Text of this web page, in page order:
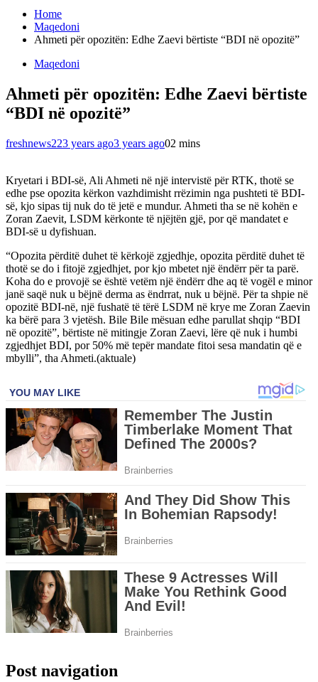
Home
Maqedoni
Ahmeti për opozitën: Edhe Zaevi bërtiste “BDI në opozitë”
Maqedoni
Ahmeti për opozitën: Edhe Zaevi bërtiste
“BDI në opozitë”
freshnews223 years ago3 years ago02 mins
Kryetari i BDI-së, Ali Ahmeti në një intervistë për RTK, thotë se
edhe pse opozita kërkon vazhdimisht rrëzimin nga pushteti të BDI-
së, kjo sipas tij nuk do të jetë e mundur. Ahmeti tha se në kohën e
Zoran Zaevit, LSDM kërkonte të njëjtën gjë, por që mandatet e
BDI-së u dyfishuan.
“Opozita përditë duhet të kërkojë zgjedhje, opozita përditë duhet të
thotë se do i fitojë zgjedhjet, por kjo mbetet një ëndërr për ta parë.
Koha do e provojë se është vetëm një ëndërr dhe aq të vogël e minor
janë saqë nuk u bëjnë derma as ëndrrat, nuk u bëjnë. Për ta shpie në
opozitë BDI-në, një fushatë të tërë LSDM në krye me Zoran Zaevin
ka bërë para 3 vjetësh. Bile Bile mësuan edhe parullat shqip “BDI
në opozitë”, bërtiste në mitingje Zoran Zaevi, lëre që nuk i humbi
zgjedhjet BDI, por 50% më tepër mandate fitoi sesa mandatin që e
mbylli”, tha Ahmeti.(aktuale)
Post navigation